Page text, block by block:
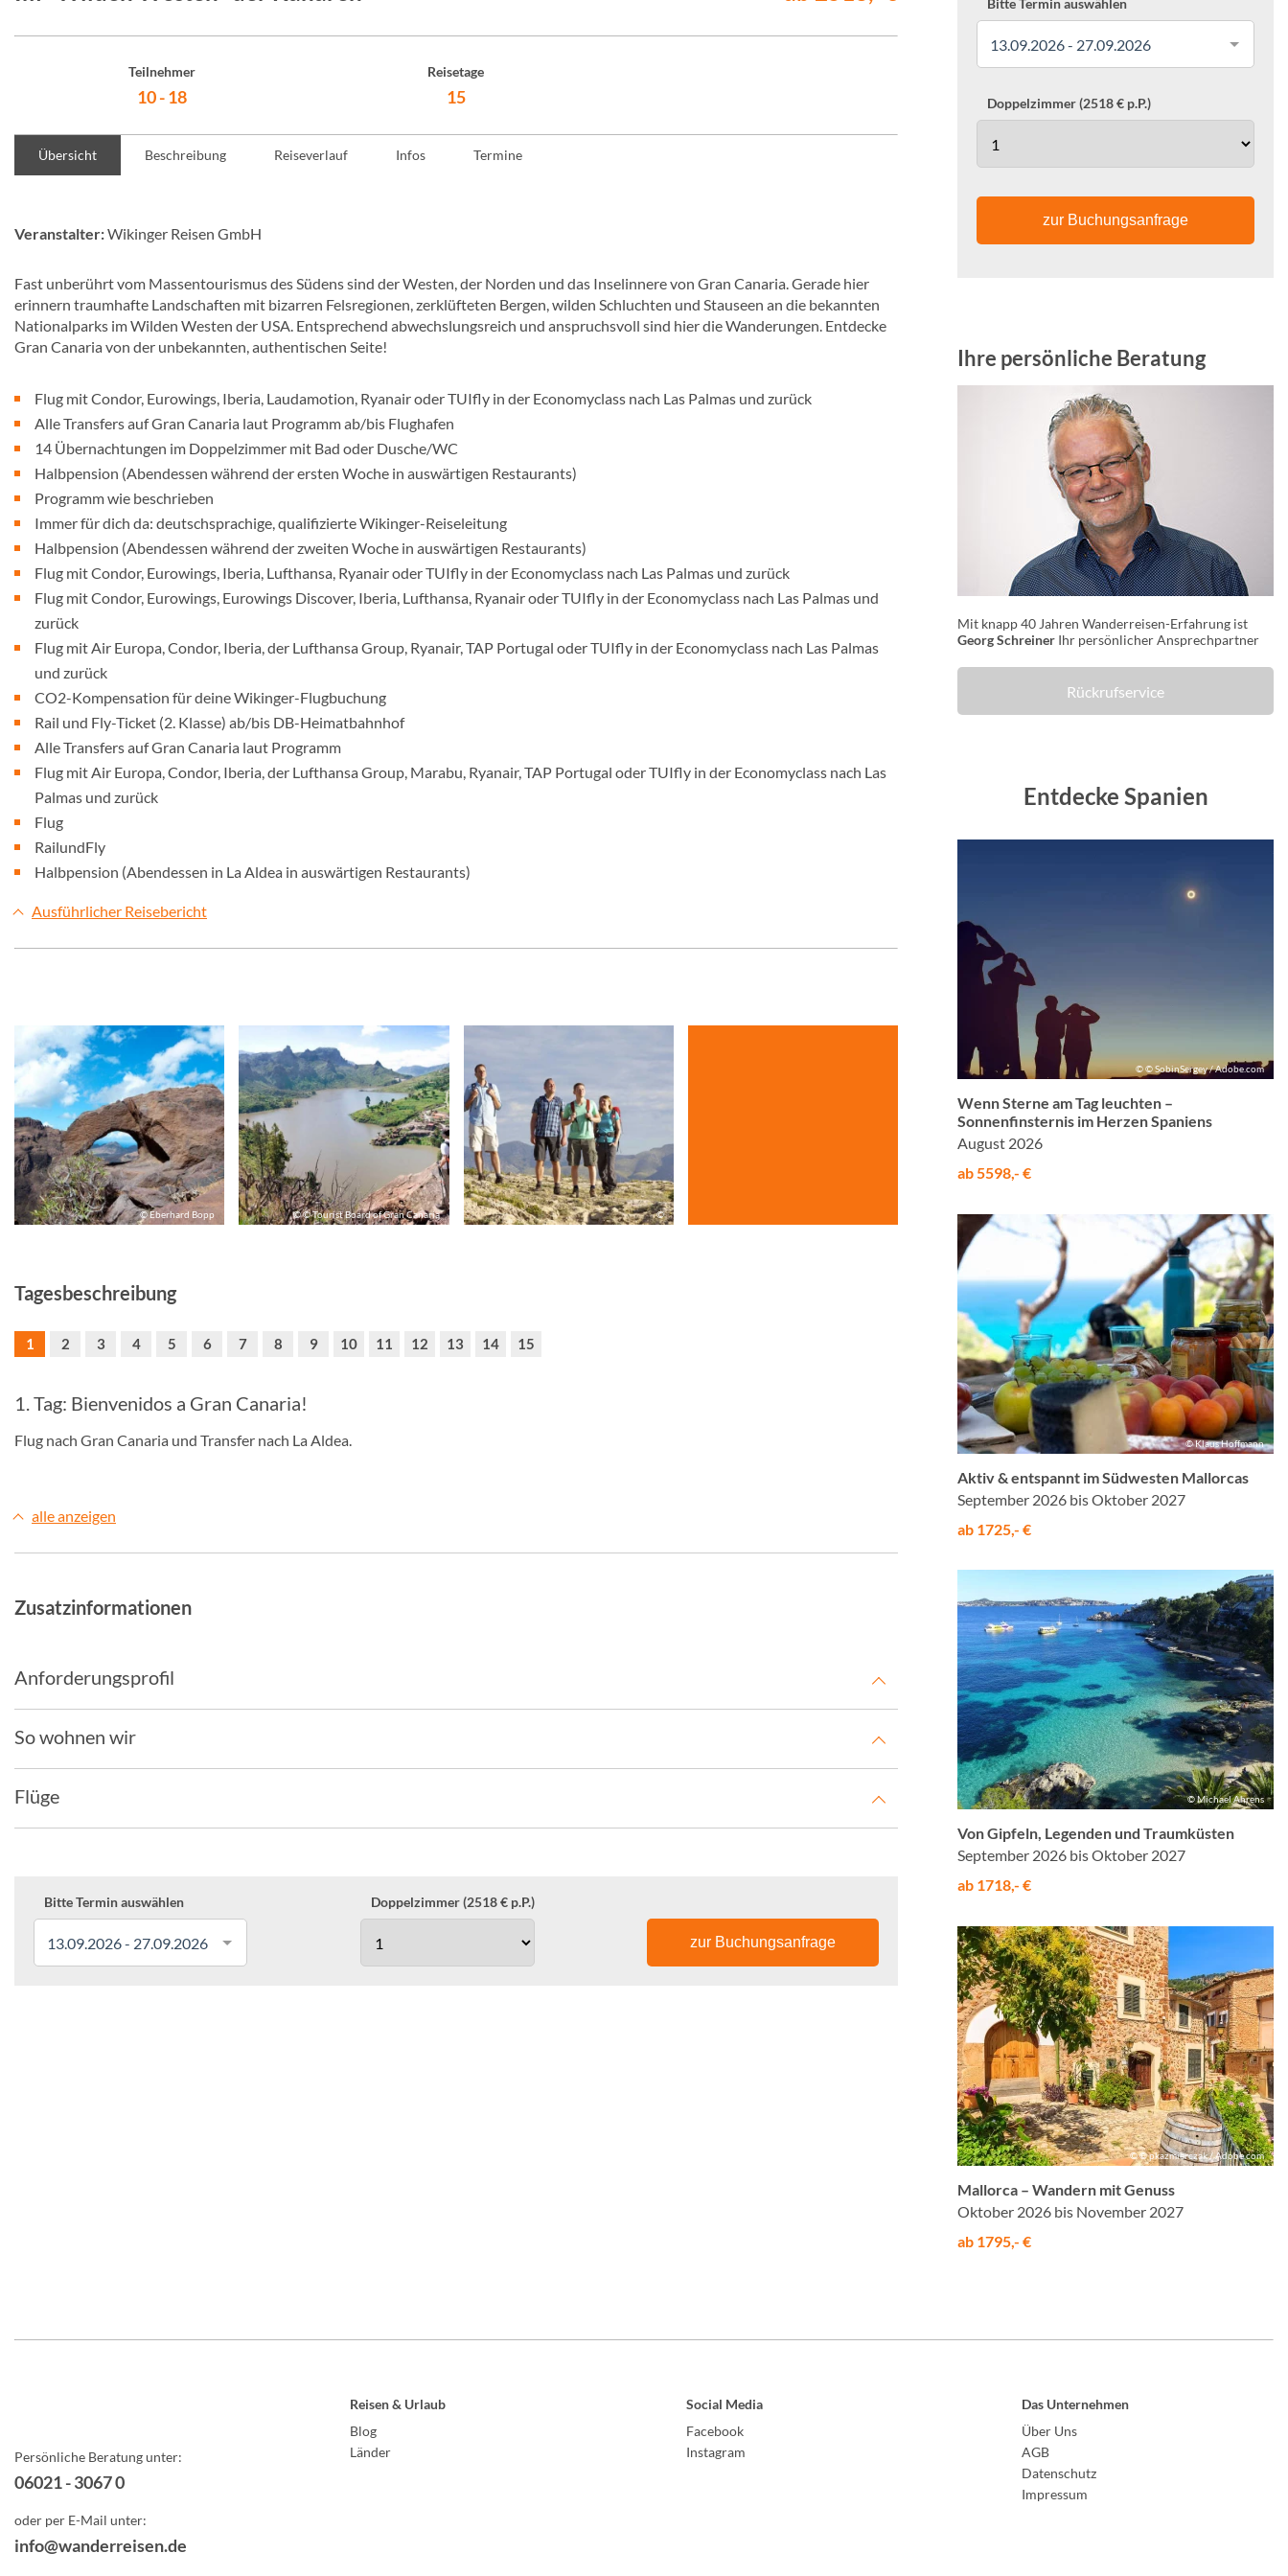
Teilnehmer
10 - 18
Reisetage
15
Übersicht Beschreibung Reiseverlauf Infos Termine
Veranstalter:Wikinger Reisen GmbH
Fast unberührt vom Massentourismus des Südens sind der Westen, der Norden und das Inselinnere von Gran Canaria. Gerade hier
erinnern traumhafte Landschaften mit bizarren Felsregionen, zerklüfteten Bergen, wilden Schluchten und Stauseen an die bekannten
Nationalparks im Wilden Westen der USA. Entsprechend abwechslungsreich und anspruchsvoll sind hier die Wanderungen. Entdecke
Gran Canaria von der unbekannten, authentischen Seite!
Flug mit Condor, Eurowings, Iberia, Laudamotion, Ryanair oder TUIfly in der Economyclass nach Las Palmas und zurück
Alle Transfers auf Gran Canaria laut Programm ab/bis Flughafen
14 Übernachtungen im Doppelzimmer mit Bad oder Dusche/WC
Halbpension (Abendessen während der ersten Woche in auswärtigen Restaurants)
Programm wie beschrieben
Immer für dich da: deutschsprachige, qualifizierte Wikinger-Reiseleitung
Halbpension (Abendessen während der zweiten Woche in auswärtigen Restaurants)
Flug mit Condor, Eurowings, Iberia, Lufthansa, Ryanair oder TUIfly in der Economyclass nach Las Palmas und zurück
Flug mit Condor, Eurowings, Eurowings Discover, Iberia, Lufthansa, Ryanair oder TUIfly in der Economyclass nach Las Palmas und
zurück
Flug mit Air Europa, Condor, Iberia, der Lufthansa Group, Ryanair, TAP Portugal oder TUIfly in der Economyclass nach Las Palmas
und zurück
CO2-Kompensation für deine Wikinger-Flugbuchung
Rail und Fly-Ticket (2. Klasse) ab/bis DB-Heimatbahnhof
Alle Transfers auf Gran Canaria laut Programm
Flug mit Air Europa, Condor, Iberia, der Lufthansa Group, Marabu, Ryanair, TAP Portugal oder TUIfly in der Economyclass nach Las
Palmas und zurück
Flug
RailundFly
Halbpension (Abendessen in La Aldea in auswärtigen Restaurants)
Ausführlicher Reisebericht
© Eberhard Bopp © © Tourist Board of Gran Canaria ©
Tagesbeschreibung
1 2 3 4 5 6 7 8 9 10 11 12 13 14 15
1. Tag: Bienvenidos a Gran Canaria!
Flug nach Gran Canaria und Transfer nach La Aldea.
alle anzeigen
Zusatzinformationen
Anforderungsprofil
So wohnen wir
Flüge
Bitte Termin auswählen
13.09.2026 - 27.09.2026
Doppelzimmer (2518 € p.P.)
zur Buchungsanfrage
Bitte Termin auswählen
13.09.2026 - 27.09.2026
Doppelzimmer (2518 € p.P.)
zur Buchungsanfrage
Ihre persönliche Beratung
Mit knapp 40 Jahren Wanderreisen-Erfahrung ist
Georg Schreiner Ihr persönlicher Ansprechpartner
Rückrufservice
Entdecke Spanien
© © SobinSergey / Adobe.com
Wenn Sterne am Tag leuchten –
Sonnenfinsternis im Herzen Spaniens
August 2026
ab 5598,- €
© Klaus Hoffmann
Aktiv & entspannt im Südwesten Mallorcas
September 2026 bis Oktober 2027
ab 1725,- €
© Michael Ahrens
Von Gipfeln, Legenden und Traumküsten
September 2026 bis Oktober 2027
ab 1718,- €
© © pkazmierczak / Adobe.com
Mallorca – Wandern mit Genuss
Oktober 2026 bis November 2027
ab 1795,- €
Persönliche Beratung unter:
06021 - 3067 0
oder per E-Mail unter:
info@wanderreisen.de
Reisen & Urlaub
Blog
Länder
Social Media
Facebook
Instagram
Das Unternehmen
Über Uns
AGB
Datenschutz
Impressum